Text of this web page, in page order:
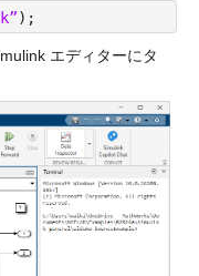
);
エディターにタ